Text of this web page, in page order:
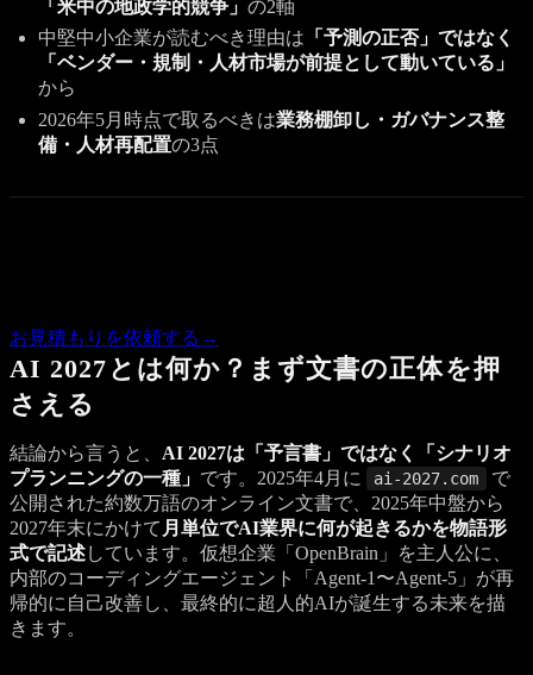
「米中の地政学的競争」 の2軸
中堅中小企業が読むべき理由は 「予測の正否」ではなく
「ベンダー・規制・人材市場が前提として動いている」
から
2026年5月時点で取るべきは業務棚卸し・ガバナンス整
備・人材再配置の3点
お見積もりを依頼する →
AI 2027とは何か？まず文書の正体を押
さえる
結論から言うと、 AI 2027は「予言書」ではなく「シナリオ
プランニングの一種」 です。2025年4月に ai-2027.com
で
公開された約数万語のオンライン文書で、2025年中盤から
2027年末にかけて 月単位でAI業界に何が起きるかを物語形
式で記述しています。仮想企業「OpenBrain」を主人公に、
内部のコーディングエージェント「Agent-1〜Agent-5」が再
帰的に自己改善し、最終的に超人的AIが誕生する未来を描
きます。